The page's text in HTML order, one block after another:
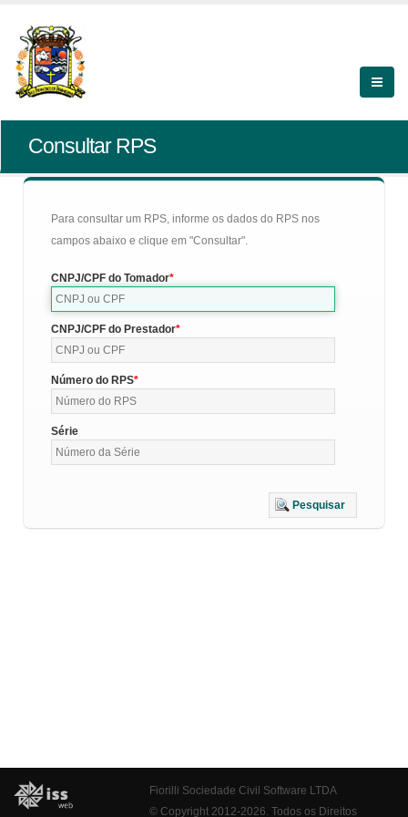
Consultar RPS
Para consultar um RPS, informe os dados do RPS nos
campos abaixo e clique em "Consultar".
CNPJ/CPF do Tomador
CNPJ/CPF do Prestador
Número do RPS
Série
Pesquisar
Fiorilli Sociedade Civil Software LTDA
© Copyright 2012-2026. Todos os Direitos